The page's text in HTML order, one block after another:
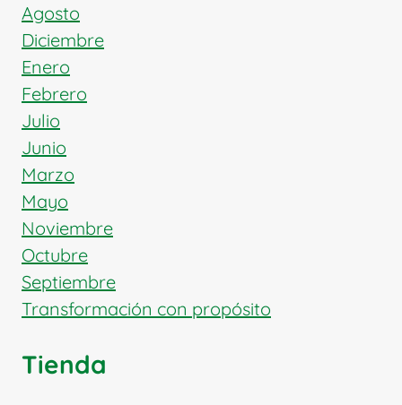
Agosto
Diciembre
Enero
Febrero
Julio
Junio
Marzo
Mayo
Noviembre
Octubre
Septiembre
Transformación con propósito
Tienda